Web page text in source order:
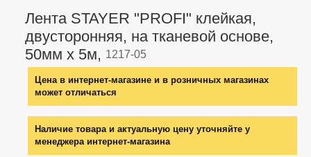
Лента STAYER "PROFI" клейкая,
двусторонняя, на тканевой основе,
50мм х 5м, 1217-05
Цена в интернет-магазине и в розничных магазинах
может отличаться
Наличие товара и актуальную цену уточняйте у
менеджера интернет-магазина